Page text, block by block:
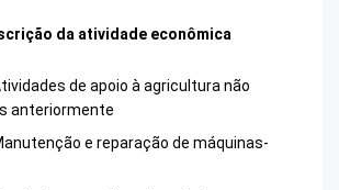
da atividade econômica
de apoio à agricultura não
anteriormente
e reparação de máquinas-